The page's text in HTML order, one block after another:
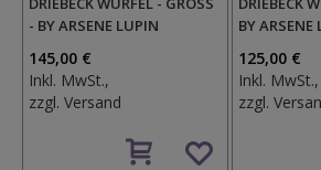
BY ARSENE LUPIN
145,00 €
Inkl. MwSt.,
zzgl. Versand
den
BY ARSENE
125,00 €
Inkl. MwSt.,
zzgl.